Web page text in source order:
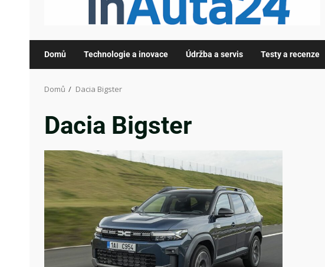
Domů Technologie a inovace Údržba a servis Testy a recenze
Domů Dacia Bigster
Dacia Bigster